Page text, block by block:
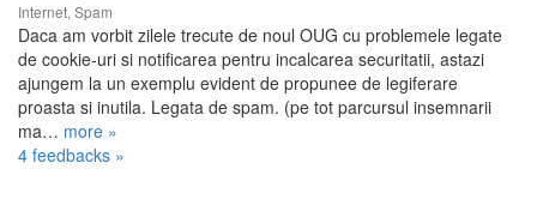
Internet, Spam
Daca am vorbit zilele trecute de noul OUG cu problemele legate
de cookie-uri si notificarea pentru incalcarea securitatii, astazi
ajungem la un exemplu evident de propunee de legiferare
proasta si inutila. Legata de spam. (pe tot parcursul insemnarii
ma… more »
4 feedbacks »